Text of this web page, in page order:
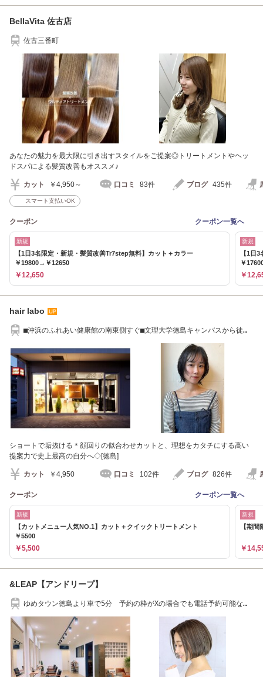
BellaVita 佐古店
佐古三番町
あなたの魅力を最大限に引き出すスタイルをご提案◎トリートメントやヘッ
ドスパによる髪質改善もオススメ♪
カット ￥4,950～ 口コミ 83件 ブログ 435件
スマート支払いOK
クーポン クーポン一覧へ
新規
【1日3名限定・新規・髪質改善Tr7step無料】カット＋カラー
￥19800→￥12650
￥12,650
新規
【1日
￥
￥
hair labo
■沖浜のふれあい健康館の南東側すぐ■文理大学徳島キャンバスから徒歩
ショートで垢抜ける＊顔回りの似合わせカットと、理想をカタチにする高い
提案力で史上最高の自分へ◇[徳島]
カット ￥4,950 口コミ 102件 ブログ 826件
クーポン クーポン一覧へ
新規
【カットメニュー人気NO.1】カット＋クイックトリートメント
￥5500
￥5,500
新規
【期
￥
&LEAP【アンドリープ】
ゆめタウン徳島より車で5分 予約の枠がXの場合でも電話予約可能な場